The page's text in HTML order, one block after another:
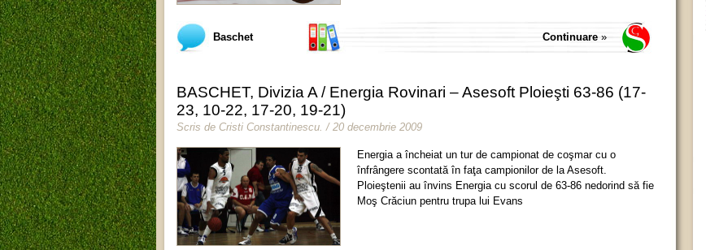
Baschet Continuare »
BASCHET, Divizia A / Energia Rovinari – Asesoft Ploieşti 63-86 (17-
23, 10-22, 17-20, 19-21)
Scris de Cristi Constantinescu / 20 decembrie 2009
Energia a încheiat un tur de campionat de coşmar cu o
înfrângere scontată în faţa campionilor de la Asesoft.
Ploieştenii au învins Energia cu scorul de 63-86 nedorind să fie
Moş Crăciun pentru trupa lui Evans